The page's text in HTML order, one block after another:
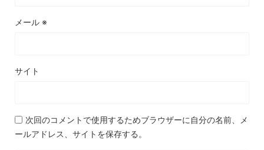
メール ※
サイト
次回のコメントで使用するためブラウザーに自分の名前、メ
ールアドレス、サイトを保存する。